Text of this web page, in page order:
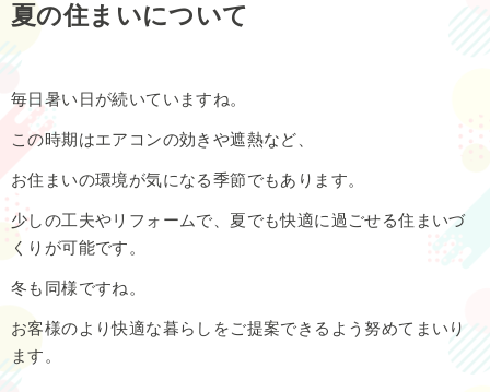
夏の住まいについて
毎日暑い日が続いていますね。
この時期はエアコンの効きや遮熱など、
お住まいの環境が気になる季節でもあります。
少しの工夫やリフォームで、夏でも快適に過ごせる住まいづ
くりが可能です。
冬も同様ですね。
お客様のより快適な暮らしをご提案できるよう努めてまいり
ます。